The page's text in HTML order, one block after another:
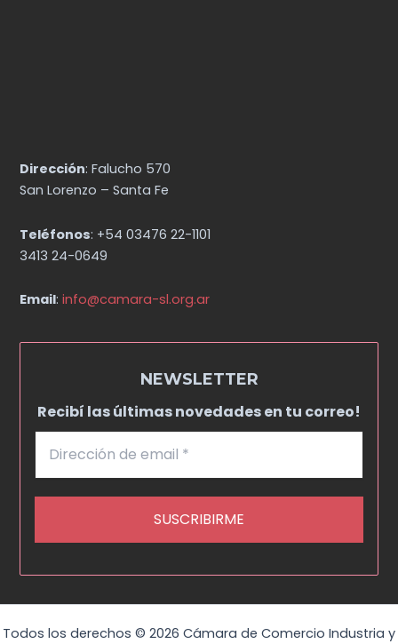
Dirección: Falucho 570
San Lorenzo – Santa Fe
Teléfonos: +54 03476 22-1101
3413 24-0649
Email:info@camara-sl.org.ar
NEWSLETTER
Recibí las últimas novedades en tu correo!
Todos los derechos © 2026 Cámara de Comercio Industria y